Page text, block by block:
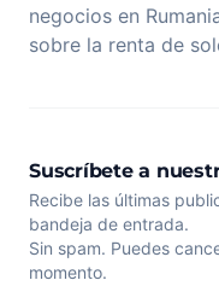
negocios en
sobre la renta de
Suscríbete a
Recibe las últimas
bandeja de entrada.
Sin spam. Puedes
momento.